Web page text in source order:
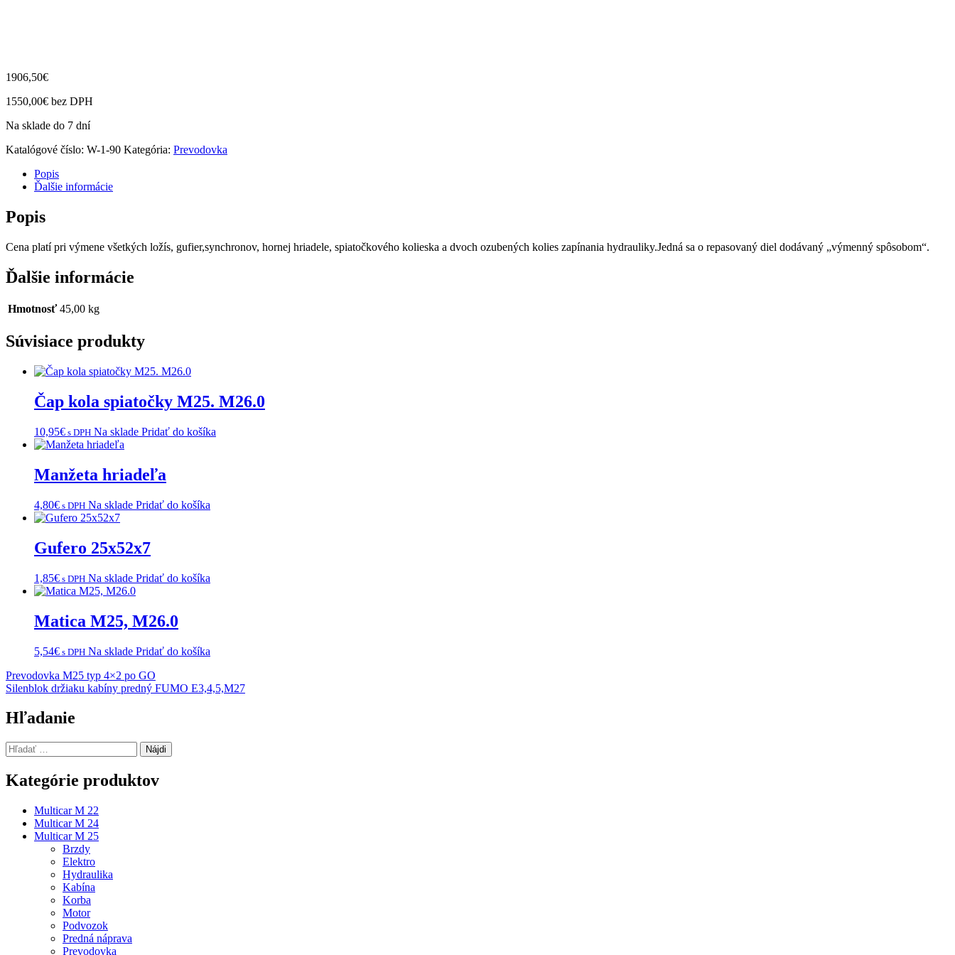
1906,50€
1550,00€ bez DPH
Na sklade do 7 dní
Katalógové číslo: W-1-90 Kategória: Prevodovka
Popis
Ďalšie informácie
Popis
Cena platí pri výmene všetkých ložís, gufier,synchronov, hornej hriadele, spiatočkového kolieska a dvoch ozubených kolies zapínania hydrauliky.Jedná sa o repasovaný diel dodávaný „výmenný spôsobom“.
Ďalšie informácie
Hmotnosť 45,00 kg
Súvisiace produkty
Čap kola spiatočky M25. M26.0
10,95€ s DPH Na sklade Pridať do košíka
Manžeta hriadeľa
4,80€ s DPH Na sklade Pridať do košíka
Gufero 25x52x7
1,85€ s DPH Na sklade Pridať do košíka
Matica M25, M26.0
5,54€ s DPH Na sklade Pridať do košíka
Navigácia
v
článku
Prevodovka M25 typ 4×2 po GO
Silenblok držiaku kabíny predný FUMO E3,4,5,M27
Hľadanie
Hľadať:
Kategórie produktov
Multicar M 22
Multicar M 24
Multicar M 25
Brzdy
Elektro
Hydraulika
Kabína
Korba
Motor
Podvozok
Predná náprava
Prevodovka